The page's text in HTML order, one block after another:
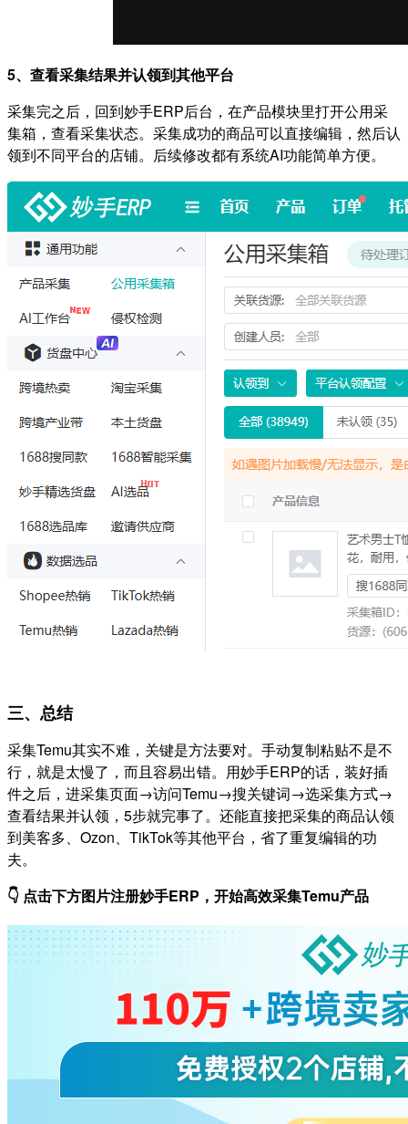
5、查看采集结果并认领到其他平台
采集完之后，回到妙手ERP后台，在产品模块里打开公用采
集箱，查看采集状态。采集成功的商品可以直接编辑，然后认
领到不同平台的店铺。后续修改都有系统AI功能简单方便。
三、总结
采集Temu其实不难，关键是方法要对。手动复制粘贴不是不
行，就是太慢了，而且容易出错。用妙手ERP的话，装好插
件之后，进采集页面→访问Temu→搜关键词→选采集方式→
查看结果并认领，5步就完事了。还能直接把采集的商品认领
到美客多、Ozon、TikTok等其他平台，省了重复编辑的功
夫。
👇 点击下方图片注册妙手ERP，开始高效采集Temu产品